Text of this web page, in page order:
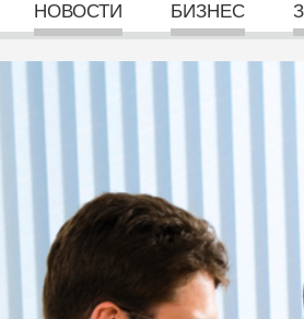
НОВОСТИ БИЗНЕС